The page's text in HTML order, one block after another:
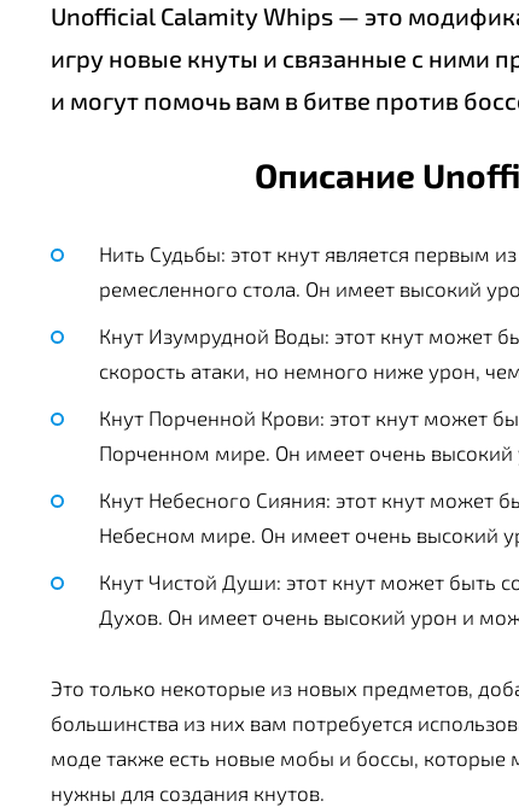
Unofficial Calamity Whips — это
игру новые кнуты и связанные с ними
и могут помочь вам в битве против
Описание
Нить Судьбы: этот кнут является первым
ремесленного стола. Он имеет высокий
Кнут Изумрудной Воды: этот кнут может
скорость атаки, но немного ниже урон,
Кнут Порченной Крови: этот кнут может
Порченном мире. Он имеет очень
Кнут Небесного Сияния: этот кнут может
Небесном мире. Он имеет очень высокий
Кнут Чистой Души: этот кнут может быть
Духов. Он имеет очень высокий урон и
Это только некоторые из новых предметов,
большинства из них вам потребуется
моде также есть новые мобы и боссы,
нужны для создания кнутов.